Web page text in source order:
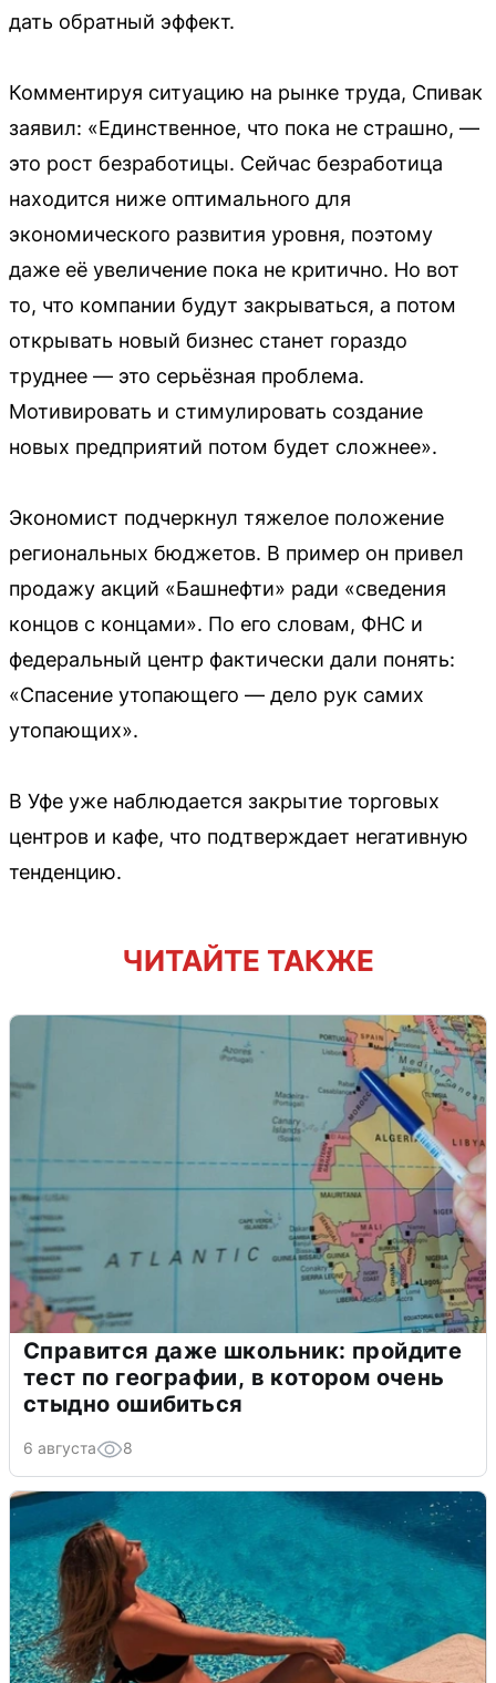
дать обратный эффект.
Комментируя ситуацию на рынке труда, Спивак
заявил: «Единственное, что пока не страшно, —
это рост безработицы. Сейчас безработица
находится ниже оптимального для
экономического развития уровня, поэтому
даже её увеличение пока не критично. Но вот
то, что компании будут закрываться, а потом
открывать новый бизнес станет гораздо
труднее — это серьёзная проблема.
Мотивировать и стимулировать создание
новых предприятий потом будет сложнее».
Экономист подчеркнул тяжелое положение
региональных бюджетов. В пример он привел
продажу акций «Башнефти» ради «сведения
концов с концами». По его словам, ФНС и
федеральный центр фактически дали понять:
«Спасение утопающего — дело рук самих
утопающих».
В Уфе уже наблюдается закрытие торговых
центров и кафе, что подтверждает негативную
тенденцию.
ЧИТАЙТЕ ТАКЖЕ
Справится даже школьник: пройдите
тест по географии, в котором очень
стыдно ошибиться
6 августа 8